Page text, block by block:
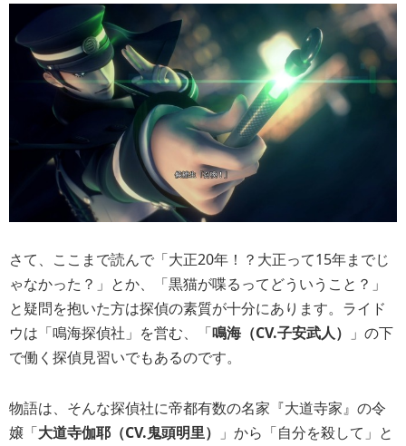
さて、ここまで読んで「大正20年！？大正って15年までじ
ゃなかった？」とか、「黒猫が喋るってどういうこと？」
と疑問を抱いた方は探偵の素質が十分にあります。ライド
ウは「鳴海探偵社」を営む、「鳴海（CV.子安武人）
」の下
で働く探偵見習いでもあるのです。
物語は、そんな探偵社に帝都有数の名家『大道寺家』の令
嬢「大道寺伽耶（CV.鬼頭明里） 」から 「自分を殺して」と